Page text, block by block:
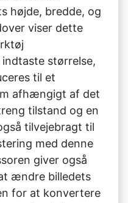
størrelse,
til et
afhængigt af det
tilstand og en
tilvejebragt til
med denne
giver også
ændre billedets
for at konvertere
fordel.